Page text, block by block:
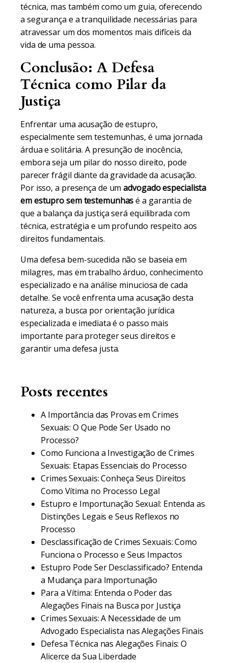
técnica, mas também como um guia, oferecendo
a segurança e a tranquilidade necessárias para
atravessar um dos momentos mais difíceis da
vida de uma pessoa.
Conclusão: A Defesa
Técnica como Pilar da
Justiça
Enfrentar uma acusação de estupro,
especialmente sem testemunhas, é uma jornada
árdua e solitária. A presunção de inocência,
embora seja um pilar do nosso direito, pode
parecer frágil diante da gravidade da acusação.
Por isso, a presença de umadvogado especialista
em estupro sem testemunhasé a garantia de
que a balança da justiça será equilibrada com
técnica, estratégia e um profundo respeito aos
direitos fundamentais.
Uma defesa bem-sucedida não se baseia em
milagres, mas em trabalho árduo, conhecimento
especializado e na análise minuciosa de cada
detalhe. Se você enfrenta uma acusação desta
natureza, a busca por orientação jurídica
especializada e imediata é o passo mais
importante para proteger seus direitos e
garantir uma defesa justa.
Posts recentes
A Importância das Provas em Crimes
Sexuais: O Que Pode Ser Usado no
Processo?
Como Funciona a Investigação de Crimes
Sexuais: Etapas Essenciais do Processo
Crimes Sexuais: Conheça Seus Direitos
Como Vítima no Processo Legal
Estupro e Importunação Sexual: Entenda as
Distinções Legais e Seus Reflexos no
Processo
Desclassificação de Crimes Sexuais: Como
Funciona o Processo e Seus Impactos
Estupro Pode Ser Desclassificado? Entenda
a Mudança para Importunação
Para a Vítima: Entenda o Poder das
Alegações Finais na Busca por Justiça
Crimes Sexuais: A Necessidade de um
Advogado Especialista nas Alegações Finais
Defesa Técnica nas Alegações Finais: O
Alicerce da Sua Liberdade